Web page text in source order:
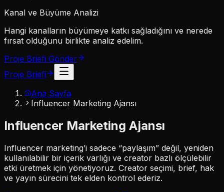
Kanal ve Büyüme Analizi
Hangi kanalların büyümeye katkı sağladığını ve nerede
fırsat olduğunu birlikte analiz edelim.
Proje Briefi Gönder
Proje Briefi
Ana Sayfa
Influencer Marketing Ajansı
Influencer Marketing Ajansı
Influencer marketing’i sadece “paylaşım” değil, yeniden
kullanılabilir bir içerik varlığı ve creator bazlı ölçülebilir
etki üretmek için yönetiyoruz. Creator seçimi, brief, hak
ve yayın sürecini tek elden kontrol ederiz.